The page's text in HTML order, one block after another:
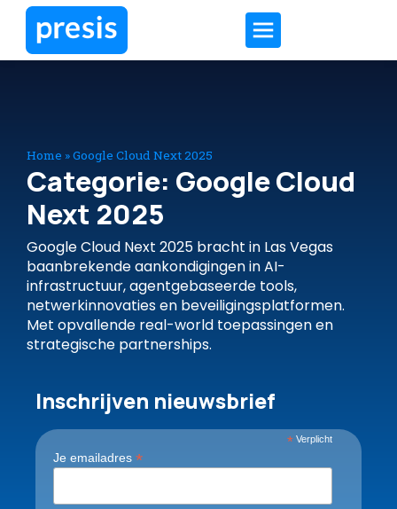
Home »Google Cloud Next 2025
Categorie: Google Cloud
Next 2025
Google Cloud Next 2025 bracht in Las Vegas
baanbrekende aankondigingen in AI-
infrastructuur, agentgebaseerde tools,
netwerkinnovaties en beveiligingsplatformen.
Met opvallende real-world toepassingen en
strategische partnerships.
Inschrijven nieuwsbrief
*Verplicht
Je emailadres*